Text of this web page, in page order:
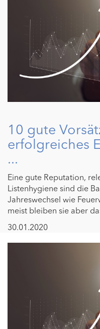
10 gute
erfolgreiches
...
Eine gute Reputation,
Listenhygiene sind die
Jahreswechsel wie
meist bleiben sie aber
30.01.2020